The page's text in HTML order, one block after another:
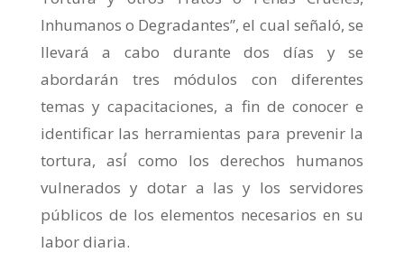
Inhumanos o Degradantes”, el cual señaló, se
llevará a cabo durante dos días y se
abordarán tres módulos con diferentes
temas y capacitaciones, a fin de conocer e
identificar las herramientas para prevenir la
tortura, así́ como los derechos humanos
vulnerados y dotar a las y los servidores
públicos de los elementos necesarios en su
labor diaria.